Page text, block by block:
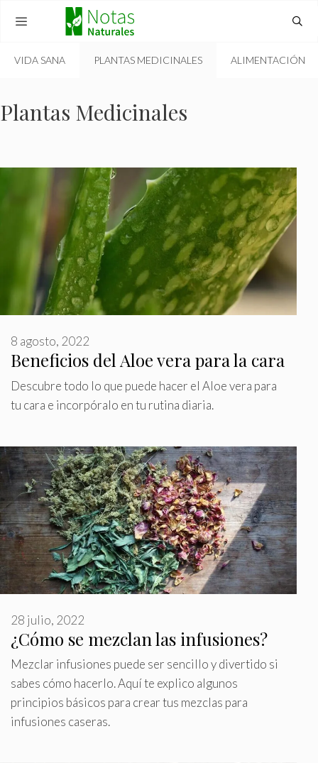
MENU
VIDA SANA PLANTAS MEDICINALES ALIMENTACIÓN
Plantas Medicinales
Beneficios del Aloe vera para la cara
8 agosto, 2022
Descubre todo lo que puede hacer el Aloe vera para
tu cara e incorpóralo en tu rutina diaria.
¿Cómo se mezclan las infusiones?
28 julio, 2022
Mezclar infusiones puede ser sencillo y divertido si
sabes cómo hacerlo. Aquí te explico algunos
principios básicos para crear tus mezclas para
infusiones caseras.